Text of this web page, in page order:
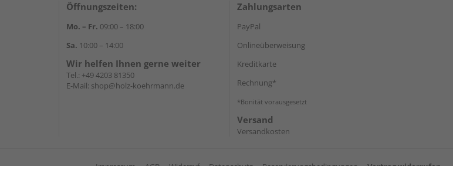
Öffnungszeiten:
Mo. – Fr. 09:00 – 18:00
Sa. 10:00 – 14:00
Wir helfen Ihnen gerne weiter
Tel.: +49 4203 81350
E-Mail: shop@holz-koehrmann.de
Zahlungsarten
PayPal
Onlineüberweisung
Kreditkarte
Rechnung*
*Bonität vorausgesetzt
Versand
Versandkosten
Impressum AGB Widerruf Datenschutz Reservierungsbedingungen Vertrag widerrufen